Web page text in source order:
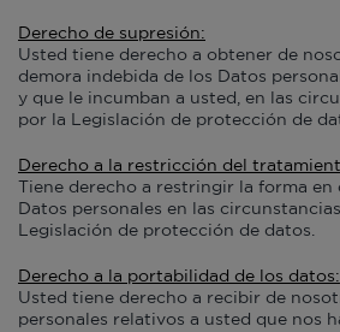
Derecho de supresión:
Usted tiene derecho a obtener de
demora indebida de los Datos
y que le incumban a usted, en las
por la Legislación de protección de
Derecho a la restricción del
Tiene derecho a restringir la forma en
Datos personales en las
Legislación de protección de datos.
Derecho a la portabilidad de los datos:
Usted tiene derecho a recibir de
personales relativos a usted que nos